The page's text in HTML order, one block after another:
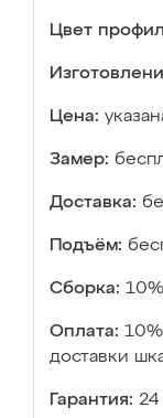
Цвет
Цена:
Замер:
Доставка:
Подъём:
Сборка:
Оплата:
доставки
Гарантия: